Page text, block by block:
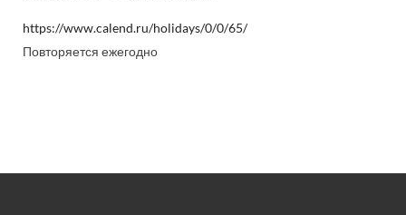
https://www.calend.ru/holidays/0/0/65/
Повторяется ежегодно